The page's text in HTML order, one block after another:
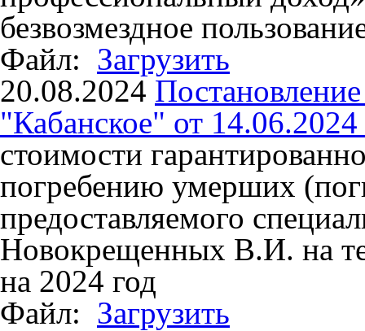
безвозмездное
Файл: Загрузить
20.08.2024
"Кабанское" от
стоимости
погребению умерших
предоставляемого
Новокрещенных В.И. на
на 2024 год
Файл: Загрузить